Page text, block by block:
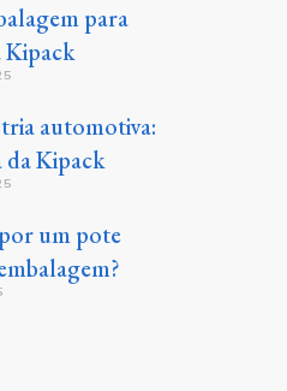
para
Kipack
automotiva:
da Kipack
um pote